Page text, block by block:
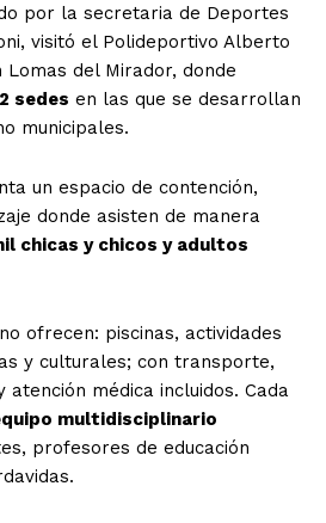
por la secretaria de Deportes
visitó el Polideportivo Alberto
Lomas del Mirador, donde
sedes en las que se desarrollan
municipales.
un espacio de contención,
donde asisten de manera
chicas y chicos y adultos
ofrecen: piscinas, actividades
y culturales; con transporte,
atención médica incluidos. Cada
multidisciplinario
profesores de educación